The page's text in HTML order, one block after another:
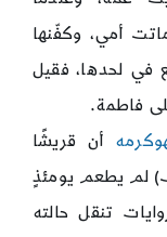
أمي، وكفّنها
في لحدها، فقيل
فاطمة.
وكرمه أن قريشًا
لم يطعم يومئذٍ
تنقل حالته